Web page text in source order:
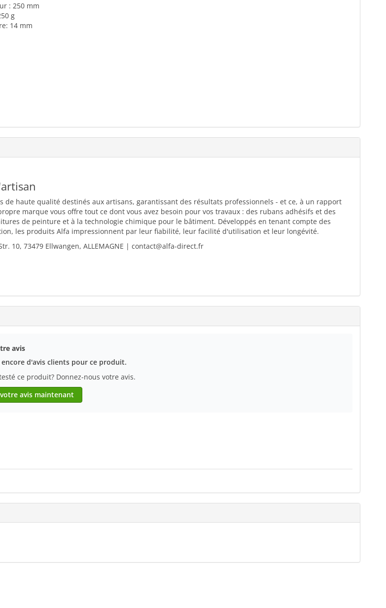
: 250 mm
g
14 mm
de haute qualité destinés aux artisans, garantissant des résultats professionnels - et ce, à un rapport
marque vous offre tout ce dont vous avez besoin pour vos travaux : des rubans adhésifs et des
de peinture et à la technologie chimique pour le bâtiment. Développés en tenant compte des
les produits Alfa impressionnent par leur fiabilité, leur facilité d'utilisation et leur longévité.
10, 73479 Ellwangen, ALLEMAGNE | contact@alfa-direct.fr
avis
encore d'avis clients pour ce produit.
ce produit? Donnez-nous votre avis.
avis maintenant